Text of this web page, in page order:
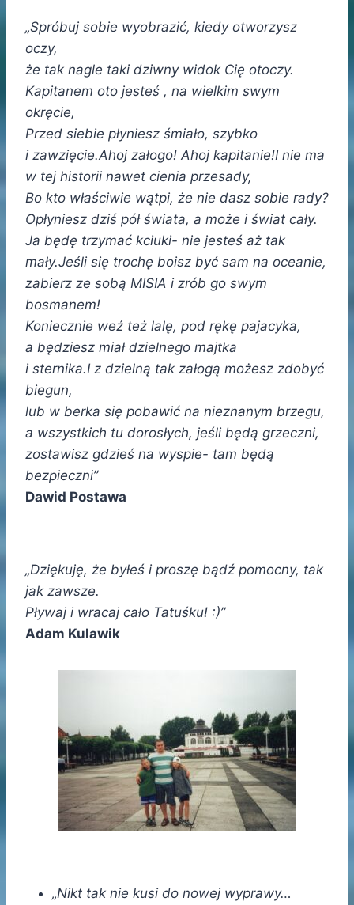
„Spróbuj sobie wyobrazić, kiedy otworzysz
oczy,
że tak nagle taki dziwny widok Cię otoczy.
Kapitanem oto jesteś , na wielkim swym
okręcie,
Przed siebie płyniesz śmiało, szybko
i zawzięcie.Ahoj załogo! Ahoj kapitanie!I nie ma
w tej historii nawet cienia przesady,
Bo kto właściwie wątpi, że nie dasz sobie rady?
Opłyniesz dziś pół świata, a może i świat cały.
Ja będę trzymać kciuki- nie jesteś aż tak
mały.Jeśli się trochę boisz być sam na oceanie,
zabierz ze sobą MISIA i zrób go swym
bosmanem!
Koniecznie weź też lalę, pod rękę pajacyka,
a będziesz miał dzielnego majtka
i sternika.I z dzielną tak załogą możesz zdobyć
biegun,
lub w berka się pobawić na nieznanym brzegu,
a wszystkich tu dorosłych, jeśli będą grzeczni,
zostawisz gdzieś na wyspie- tam będą
bezpieczni”
Dawid Postawa
„Dziękuję, że byłeś i proszę bądź pomocny, tak
jak zawsze.
Pływaj i wracaj cało Tatuśku! :)”
Adam Kulawik
„Nikt tak nie kusi do nowej wyprawy…